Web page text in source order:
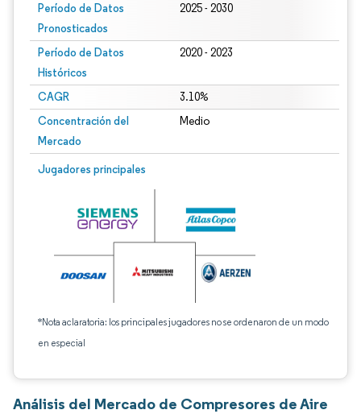
Período de Datos
Pronosticados
2025 - 2030
Período de Datos
Históricos
2020 - 2023
CAGR 3.10%
Concentración del
Mercado
Medio
Jugadores principales
*Nota aclaratoria: los principales jugadores no se ordenaron de un modo
en especial
Análisis del Mercado de Compresores de Aire